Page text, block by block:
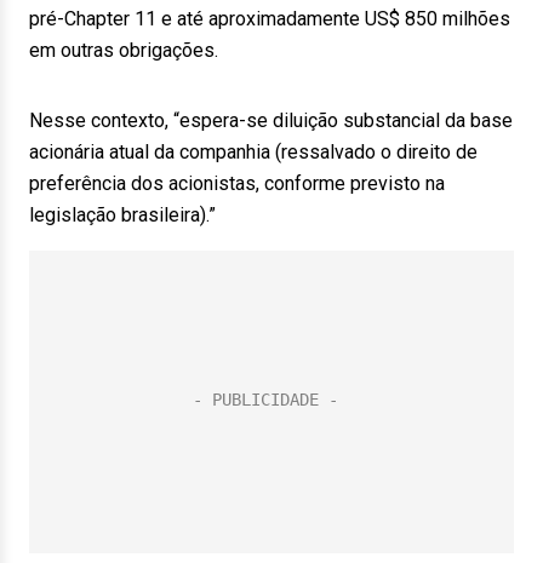
pré-Chapter 11 e até aproximadamente US$ 850 milhões
em outras obrigações.
Nesse contexto, “espera-se diluição substancial da base
acionária atual da companhia (ressalvado o direito de
preferência dos acionistas, conforme previsto na
legislação brasileira).”